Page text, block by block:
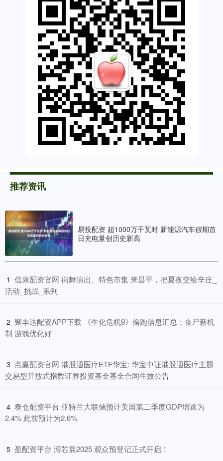
推荐资讯
易投配资 超1000万千瓦时 新能源汽车假期首
日充电量创历史新高
1 ​信康配资官网 街舞演出、特色市集 来昌平，把夏夜交给辛庄_
活动_挑战_系列
2 ​聚丰达配资APP下载 《生化危机9》偷跑信息汇总：丧尸新机
制 游戏优化好
3 ​点赢配资官网 港股通医疗ETF华宝: 华宝中证港股通医疗主题
交易型开放式指数证券投资基金基金合同生效公告
4 ​泰仓配资平台 亚特兰大联储预计美国第二季度GDP增速为
2.4% 此前预计为2.6%
5 ​盈配资平台 湾芯展2025 观众预登记正式开启！